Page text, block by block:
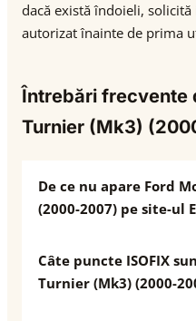
dacă există îndoieli,
autorizat înainte de prima
Întrebări frecvente
Turnier (Mk3)
De ce nu apare Ford
(2000-2007) pe site-ul
Câte puncte ISOFIX
Turnier (Mk3) (2000-